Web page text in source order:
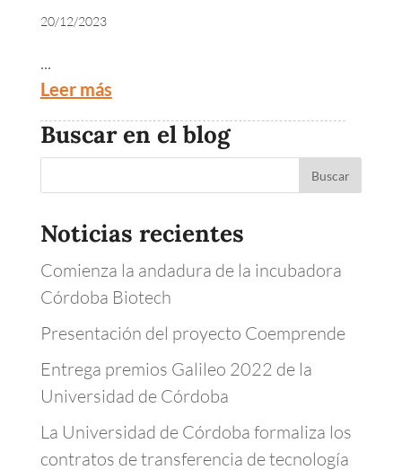
20/12/2023
...
Leer más
Buscar en el blog
Noticias recientes
Comienza la andadura de la incubadora
Córdoba Biotech
Presentación del proyecto Coemprende
Entrega premios Galileo 2022 de la
Universidad de Córdoba
La Universidad de Córdoba formaliza los
contratos de transferencia de tecnología